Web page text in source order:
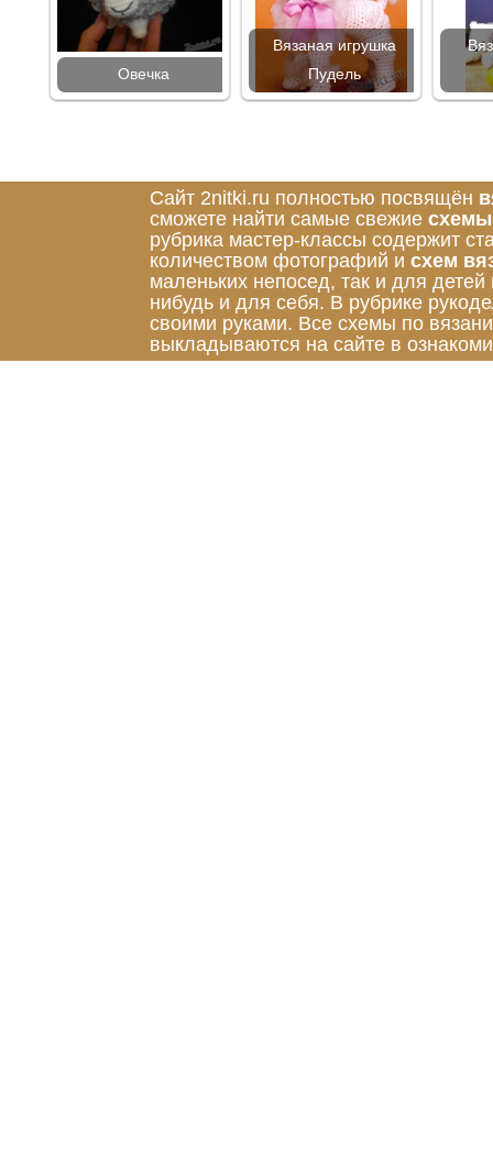
Овечка
Вязаная игрушка
Пудель
Сайт 2nitki.ru полностью посвящён
сможете найти самые свежие схемы
рубрика мастер-классы содержит
количеством фотографий и схем
маленьких непосед, так и для
нибудь и для себя. В рубрике
своими руками. Все схемы по
выкладываются на сайте в